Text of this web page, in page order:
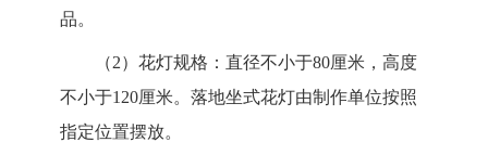
品。
（2）花灯规格：直径不小于80厘米，高度
不小于120厘米。 落地坐式花灯由制作单位按照
指定位置摆放。